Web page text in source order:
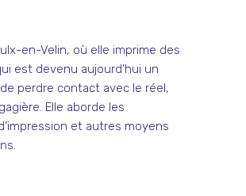
en-Velin, où elle imprime des
est devenu aujourd’hui un
perdre contact avec le réel,
Elle aborde les
et autres moyens